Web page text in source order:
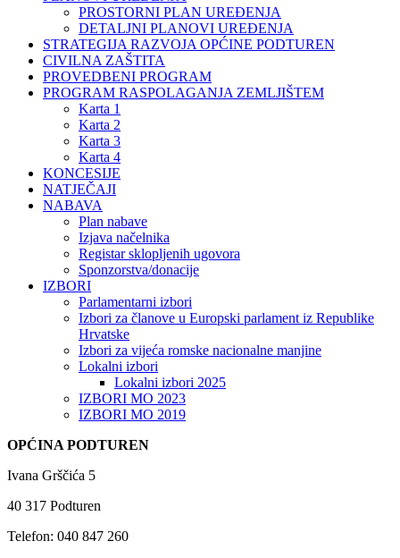
PROSTORNI PLAN UREĐENJA
DETALJNI PLANOVI UREĐENJA
STRATEGIJA RAZVOJA OPĆINE PODTUREN
CIVILNA ZAŠTITA
PROVEDBENI PROGRAM
PROGRAM RASPOLAGANJA ZEMLJIŠTEM
Karta 1
Karta 2
Karta 3
Karta 4
KONCESIJE
NATJEČAJI
NABAVA
Plan nabave
Izjava načelnika
Registar sklopljenih ugovora
Sponzorstva/donacije
IZBORI
Parlamentarni izbori
Izbori za članove u Europski parlament iz Republike
Hrvatske
Izbori za vijeća romske nacionalne manjine
Lokalni izbori
Lokalni izbori 2025
IZBORI MO 2023
IZBORI MO 2019
OPĆINA PODTUREN
Ivana Grščića 5
40 317 Podturen
Telefon: 040 847 260